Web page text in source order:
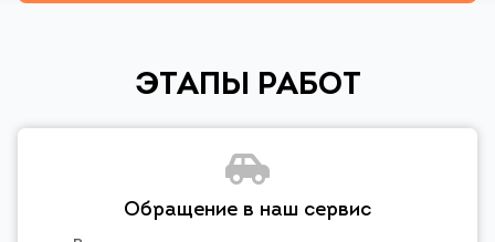
ЭТАПЫ РАБОТ
Обращение в наш сервис